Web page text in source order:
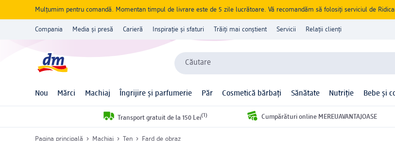
Mulțumim pentru comandă. Momentan timpul de livrare este de 5 zile lucrătoare. Vă recomandăm să folosiți serviciul de
Compania Media și presă Carieră Inspirație și sfaturi Trăiți mai conștient Servicii Relații clienți
Căutare
Nou Mărci Machiaj Îngrijire și parfumerie Păr Cosmetică bărbați Sănătate Nutriție Bebe și
Transport gratuit de la 150 Lei(1) Cumpărături online MEREUAVANTAJOASE
Pagina principală Machiaj Ten Fard de obraz